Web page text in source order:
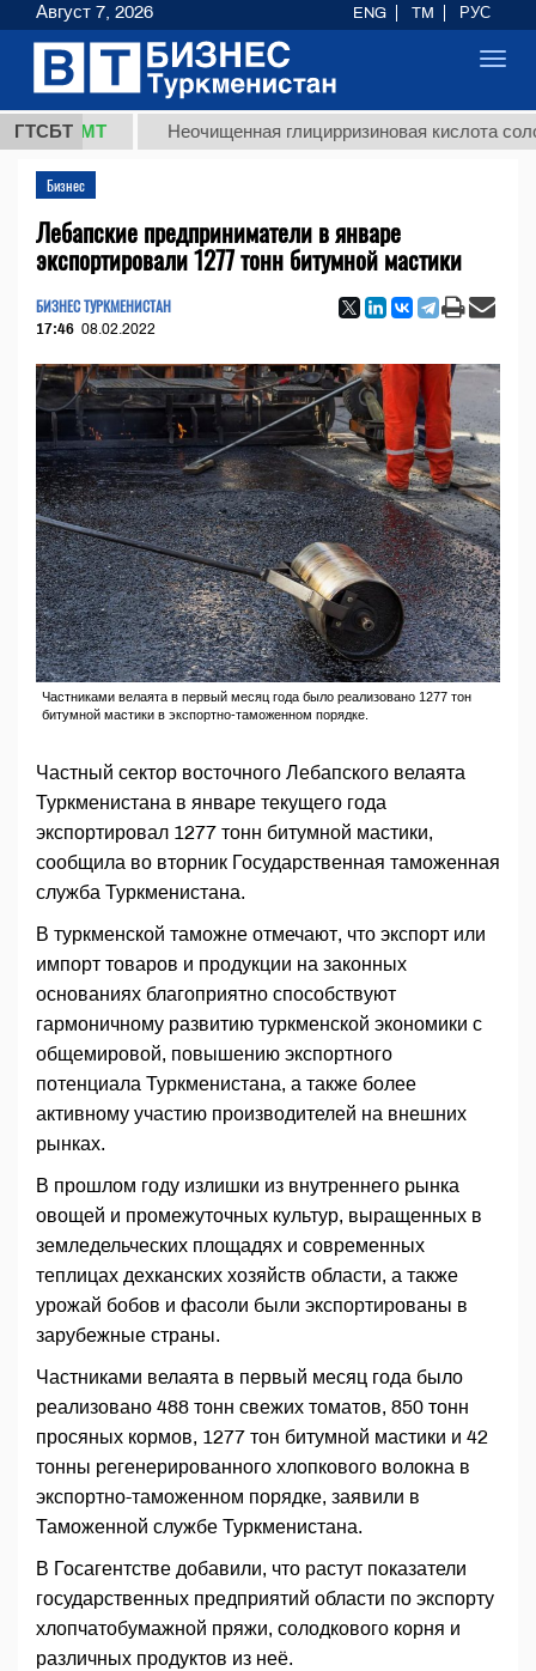
ГТСБТ
ТМТ Неочищенная глицирризиновая кислота
Бизнес
Лебапские предприниматели в январе
экспортировали 1277 тонн битумной мастики
БИЗНЕС ТУРКМЕНИСТАН
17:46 08.02.2022
Частниками велаята в первый месяц года было реализовано 1277 тон
битумной мастики в экспортно-таможенном порядке.
Частный сектор восточного Лебапского велаята
Туркменистана в январе текущего года
экспортировал 1277 тонн битумной мастики,
сообщила во вторник Государственная таможенная
служба Туркменистана.
В туркменской таможне отмечают, что экспорт или
импорт товаров и продукции на законных
основаниях благоприятно способствуют
гармоничному развитию туркменской экономики с
общемировой, повышению экспортного
потенциала Туркменистана, а также более
активному участию производителей на внешних
рынках.
В прошлом году излишки из внутреннего рынка
овощей и промежуточных культур, выращенных в
земледельческих площадях и современных
теплицах дехканских хозяйств области, а также
урожай бобов и фасоли были экспортированы в
зарубежные страны.
Частниками велаята в первый месяц года было
реализовано 488 тонн свежих томатов, 850 тонн
просяных кормов, 1277 тон битумной мастики и 42
тонны регенерированного хлопкового волокна в
экспортно-таможенном порядке, заявили в
Таможенной службе Туркменистана.
В Госагентстве добавили, что растут показатели
государственных предприятий области по экспорту
хлопчатобумажной пряжи, солодкового корня и
различных продуктов из неё.
Август 7, 2026 ENG TM РУС